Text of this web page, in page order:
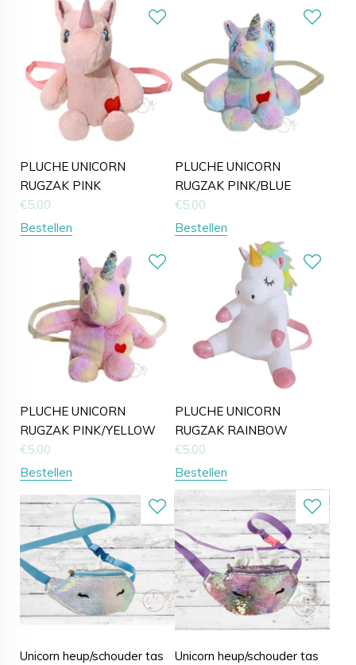
PLUCHE UNICORN
RUGZAK PINK
€5,00
Bestellen
PLUCHE UNICORN
RUGZAK PINK/BLUE
€5,00
Bestellen
PLUCHE UNICORN
RUGZAK PINK/YELLOW
€5,00
Bestellen
PLUCHE UNICORN
RUGZAK RAINBOW
€5,00
Bestellen
Unicorn heup/schouder tas
Unicorn heup/schouder tas